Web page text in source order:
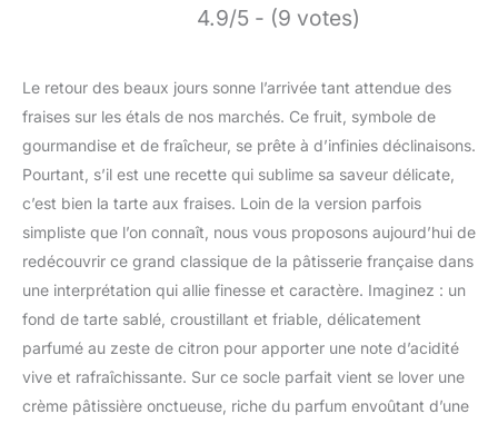
4.9/5 - (9 votes)
Le retour des beaux jours sonne l’arrivée tant attendue des
fraises sur les étals de nos marchés. Ce fruit, symbole de
gourmandise et de fraîcheur, se prête à d’infinies déclinaisons.
Pourtant, s’il est une recette qui sublime sa saveur délicate,
c’est bien la tarte aux fraises. Loin de la version parfois
simpliste que l’on connaît, nous vous proposons aujourd’hui de
redécouvrir ce grand classique de la pâtisserie française dans
une interprétation qui allie finesse et caractère. Imaginez : un
fond de tarte sablé, croustillant et friable, délicatement
parfumé au zeste de citron pour apporter une note d’acidité
vive et rafraîchissante. Sur ce socle parfait vient se lover une
crème pâtissière onctueuse, riche du parfum envoûtant d’une